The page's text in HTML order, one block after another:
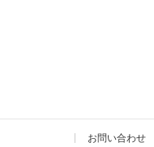
お問い合わせ